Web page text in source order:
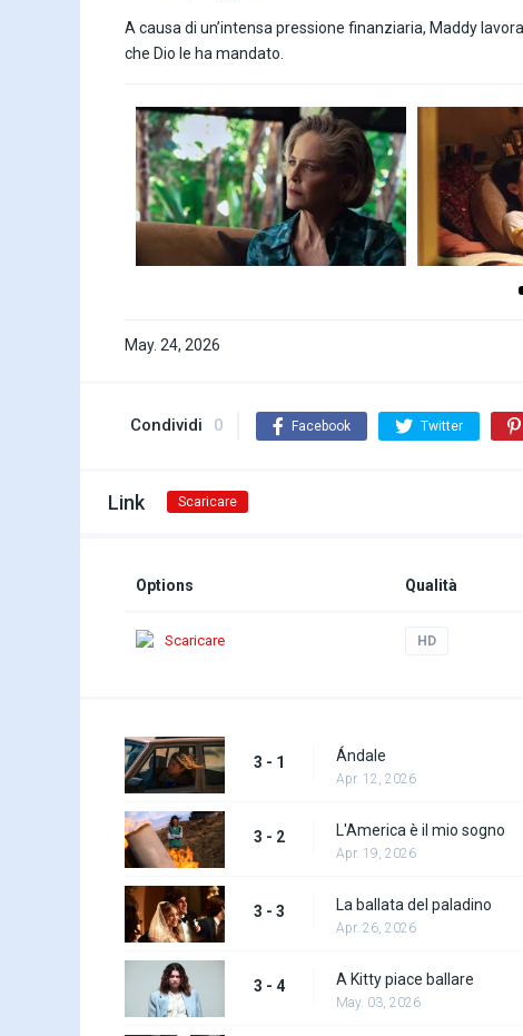
A causa di un’intensa pressione finanziaria, Maddy
che Dio le ha mandato.
May. 24, 2026
Condividi 0 Facebook Twitter
Link Scaricare
Options Qualità
Scaricare HD
3 - 1 Ándale
Apr. 12, 2026
3 - 2 L'America è il mio sogno
Apr. 19, 2026
3 - 3 La ballata del paladino
Apr. 26, 2026
3 - 4 A Kitty piace ballare
May. 03, 2026